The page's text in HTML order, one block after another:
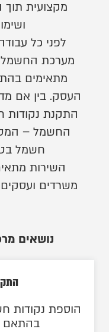
מקצועית
לפני כל
מערכת החשמל
מתאימים
העסק. בין אם
התקנת נקודות
החשמל –
חשמל
השירות
משרדים
נושאים
הוספת נקודות
בהתאם